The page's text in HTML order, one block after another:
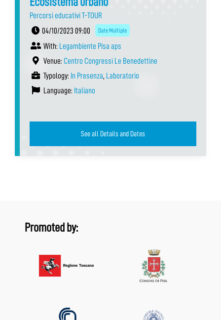
Percorsi educativi T-TOUR
04/10/2023 09:00
Date Multiple
With: Legambiente Pisa aps
Venue: Centro Congressi Le Benedettine
Typology: In Presenza, Laboratorio
Language: Italiano
See all Details and Dates
Promoted by: